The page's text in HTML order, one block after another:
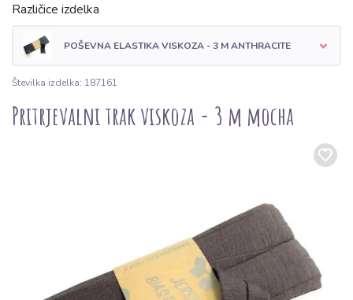
Različice izdelka
POŠEVNA ELASTIKA VISKOZA - 3 M ANTHRACITE
Številka izdelka: 187161
Pritrjevalni trak viskoza - 3 m mocha